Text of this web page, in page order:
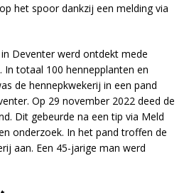
het spoor dankzij een melding via
Deventer werd ontdekt mede
In totaal 100 hennepplanten en
de hennepkwekerij in een pand
Op 29 november 2022 deed de
Dit gebeurde na een tip via Meld
onderzoek. In het pand troffen de
aan. Een 45-jarige man werd